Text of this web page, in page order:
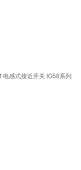
电感式接近开关 IG58系列